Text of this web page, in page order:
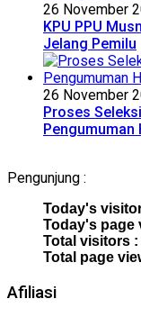
26 November
KPU PPU
Jelang Pemilu
26 November
Proses
Pengumuman
Pengunjung :
Today's
Today's page
Total visitors :
Total page
Afiliasi